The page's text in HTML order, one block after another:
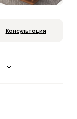
Консультация